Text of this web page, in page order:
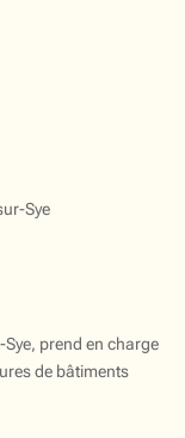
Sye
prend en charge
de bâtiments